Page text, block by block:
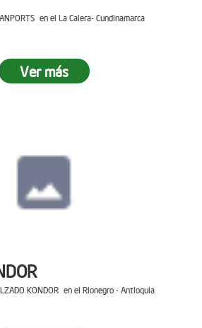
en el La Calera- Cundinamarca
Ver más
KONDOR en el Rionegro - Antioquia